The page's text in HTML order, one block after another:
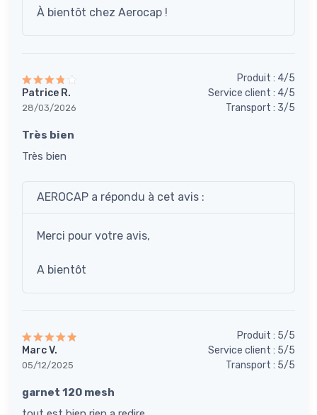
À bientôt chez Aerocap !
Patrice R.
28/03/2026
Produit : 4/5
Service client : 4/5
Transport : 3/5
Très bien
Très bien
AEROCAP a répondu à cet avis :
Merci pour votre avis,
A bientôt
Marc V.
05/12/2025
Produit : 5/5
Service client : 5/5
Transport : 5/5
garnet 120 mesh